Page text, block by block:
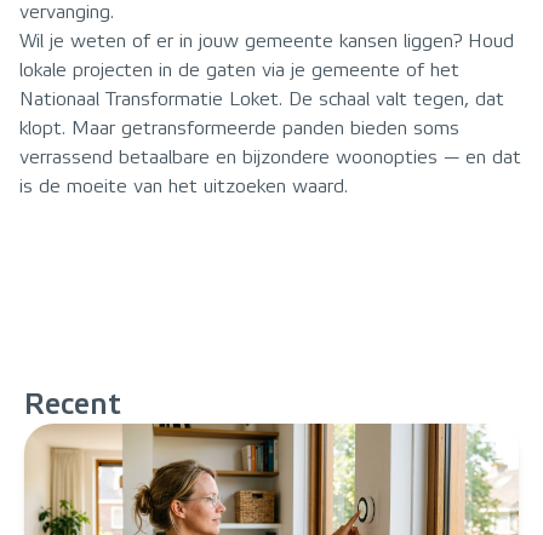
vervanging.
Wil je weten of er in jouw gemeente kansen liggen? Houd
lokale projecten in de gaten via je gemeente of het
Nationaal Transformatie Loket. De schaal valt tegen, dat
klopt. Maar getransformeerde panden bieden soms
verrassend betaalbare en bijzondere woonopties — en dat
is de moeite van het uitzoeken waard.
Recent